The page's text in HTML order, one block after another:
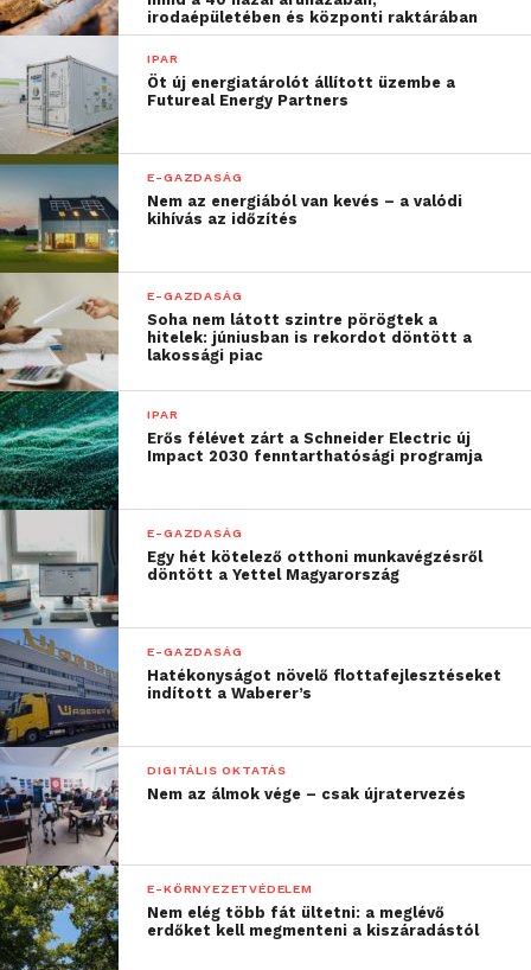
hátterében az alacsony
hazai hozzáadott érték, a
nagyvállalatok és kkv-k
fejlettség különbsége és
a mérsékelt innovációs
képesség áll. A
mesterséges intelligencia
pont ebben segíthet:
hatékonyabbá és
termelékenyebbé teheti a
gazdaság szereplőit, ami
által hatalmas a benne
rejlő gazdasági
potenciál”
– állítja Havas András, a McKinsey partnere.
“Az MI nem oldja meg a
gazdaság
termelékenységi
problémáit, csupán a
lehetőséget teremti meg
a gyorsításra: ma még
nyitott kérdés, hogy
Magyarország vállalatai,
irodaépületében és központi raktárában
IPAR
Öt új energiatárolót állított üzembe a
Futureal Energy Partners
E-GAZDASÁG
Nem az energiából van kevés – a valódi
kihívás az időzítés
E-GAZDASÁG
Soha nem látott szintre pörögtek a
hitelek: júniusban is rekordot döntött a
lakossági piac
IPAR
Erős félévet zárt a Schneider Electric új
Impact 2030 fenntarthatósági programja
E-GAZDASÁG
Egy hét kötelező otthoni munkavégzésről
döntött a Yettel Magyarország
E-GAZDASÁG
Hatékonyságot növelő flottafejlesztéseket
indított a Waberer’s
DIGITÁLIS OKTATÁS
Nem az álmok vége – csak újratervezés
E-KÖRNYEZETVÉDELEM
Nem elég több fát ültetni: a meglévő
erdőket kell megmenteni a kiszáradástól